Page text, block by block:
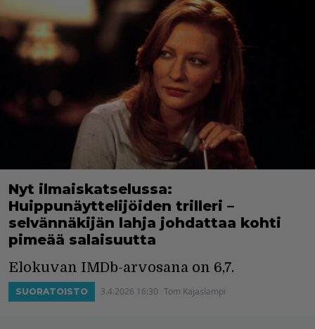
Nyt ilmaiskatselussa:
Huippunäyttelijöiden trilleri –
selvännäkijän lahja johdattaa kohti
pimeää salaisuutta
Elokuvan IMDb-arvosana on 6,7.
SUORATOISTO 3.4.2026 16:30 Tom Kajaslampi